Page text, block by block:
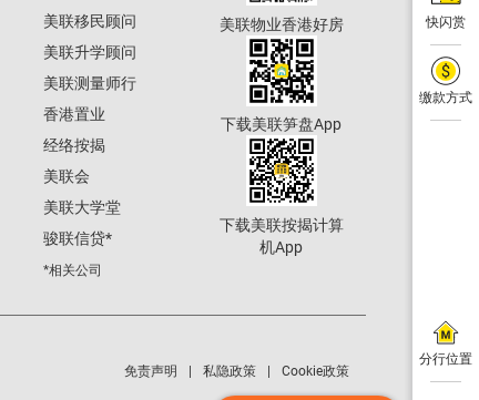
快闪赏
缴款方式
分行位置
美联移民顾问
美联升学顾问
美联测量师行
香港置业
经络按揭
美联会
美联大学堂
骏联信贷*
*相关公司
美联物业香港好房
下载美联笋盘App
下载美联按揭计算
机App
免责声明 私隐政策 Cookie政策